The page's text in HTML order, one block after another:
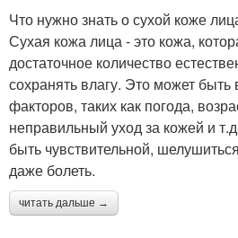
Что нужно знать о сухой коже
Сухая кожа лица - это кожа,
достаточное количество
сохранять влагу. Это может
факторов, таких как погода,
неправильный уход за кожей и
быть чувствительной,
даже болеть.
читать дальше →